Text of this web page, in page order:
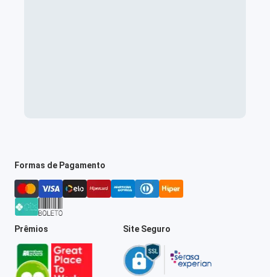
Formas de Pagamento
Prêmios Site Seguro